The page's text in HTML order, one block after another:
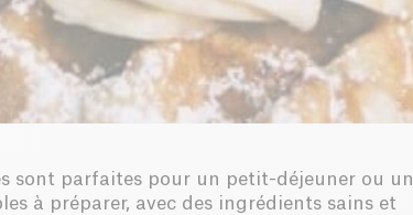
sont parfaites pour un petit-déjeuner ou un
à préparer, avec des ingrédients sains et